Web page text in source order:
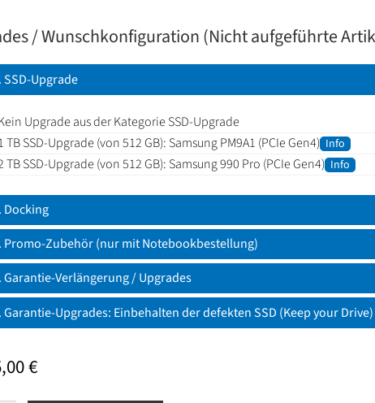
/ Wunschkonfiguration (Nicht aufgeführte
SSD-Upgrade
Upgrade aus der Kategorie SSD-Upgrade
TB SSD-Upgrade (von 512 GB): Samsung PM9A1 (PCIe Gen4) Info
TB SSD-Upgrade (von 512 GB): Samsung 990 Pro (PCIe Gen4) Info
Docking
Promo-Zubehör (nur mit Notebookbestellung)
Garantie-Verlängerung / Upgrades
Garantie-Upgrades: Einbehalten der defekten SSD (Keep your Drive)
€